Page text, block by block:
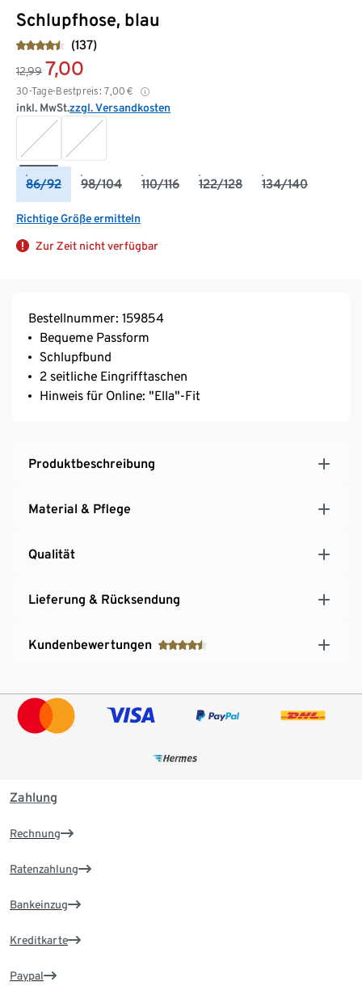
Schlupfhose, blau
(137)
12,99 7,00
30-Tage-Bestpreis: 7,00 €
inkl. MwSt.zzgl. Versandkosten
86/92 98/104 110/116 122/128 134/140
Richtige Größe ermitteln
Zur Zeit nicht verfügbar
Bestellnummer: 159854
Bequeme Passform
Schlupfbund
2 seitliche Eingrifftaschen
Hinweis für Online: "Ella"-Fit
Produktbeschreibung
Material & Pflege
Qualität
Lieferung & Rücksendung
Kundenbewertungen
Zahlung
Rechnung
Ratenzahlung
Bankeinzug
Kreditkarte
Paypal